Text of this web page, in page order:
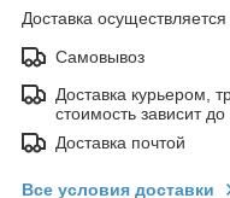
Доставка
Самовывоз
Доставка курьером,
стоимость зависит
Доставка почтой
Все условия доставки